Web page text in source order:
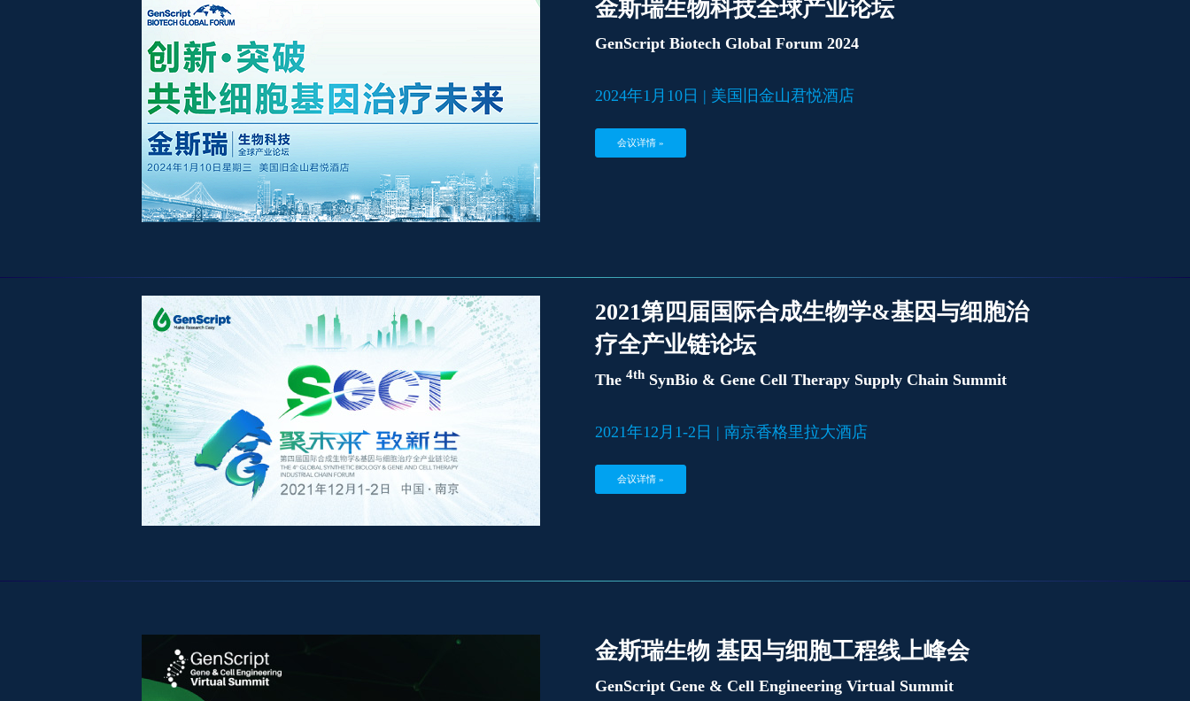
金斯瑞生物科技全球产业论坛
GenScript Biotech Global Forum 2024
2024年1月10日 | 美国旧金山君悦酒店
会议详情 »
2021第四届国际合成生物学&基因与细胞治
疗全产业链论坛
The 4th SynBio & Gene Cell Therapy Supply Chain Summit
2021年12月1-2日 | 南京香格里拉大酒店
会议详情 »
金斯瑞生物 基因与细胞工程线上峰会
GenScript Gene & Cell Engineering Virtual Summit